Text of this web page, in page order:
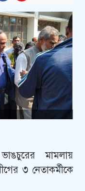
মামলায়
৩ নেতাকর্মীকে